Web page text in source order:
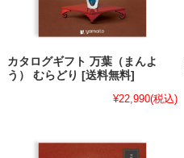
カタログギフト 万葉（まんよ
う） むらどり [送料無料]
¥22,990(税込)